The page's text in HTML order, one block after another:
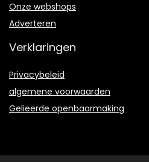
Onze webshops
Adverteren
Verklaringen
Privacybeleid
algemene voorwaarden
Gelieerde openbaarmaking